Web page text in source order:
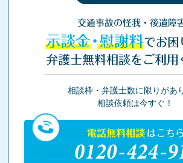
交通事故の怪我・後遺障
示談金・慰謝料でお困
弁護士無料相談をご利用
相談枠・弁護士数に限りがあ
相談依頼は今すぐ！
電話無料相談はこちら
0120-424-911